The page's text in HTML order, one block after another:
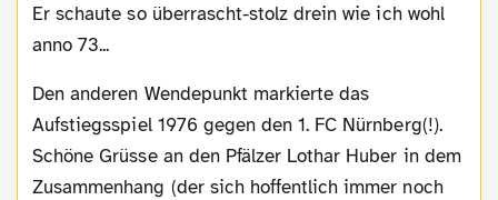
Er schaute so überrascht-stolz drein wie ich wohl
anno 73...
Den anderen Wendepunkt markierte das
Aufstiegsspiel 1976 gegen den 1. FC Nürnberg(!).
Schöne Grüsse an den Pfälzer Lothar Huber in dem
Zusammenhang (der sich hoffentlich immer noch